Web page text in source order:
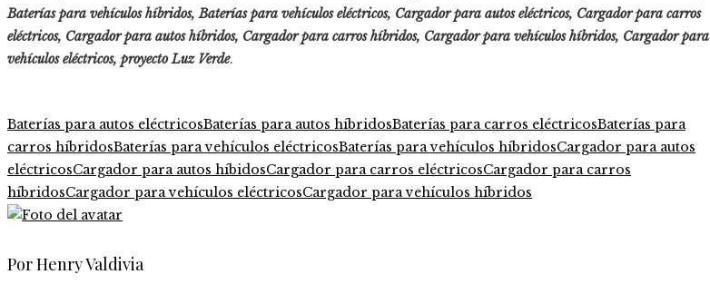
Baterías para vehículos híbridos, Baterías para vehículos eléctricos, Cargador para autos eléctricos, Cargador para carros
eléctricos, Cargador para autos híbridos, Cargador para carros híbridos, Cargador para vehículos híbridos, Cargador para
vehículos eléctricos, proyectoLuz Verde.
Baterías para autos eléctricosBaterías para autos híbridosBaterías para carros eléctricosBaterías para
carros híbridosBaterías para vehículos eléctricosBaterías para vehículos híbridosCargador para autos
eléctricosCargador para autos híbidosCargador para carros eléctricosCargador para carros
híbridosCargador para vehículos eléctricosCargador para vehículos híbridos
Por Henry Valdivia